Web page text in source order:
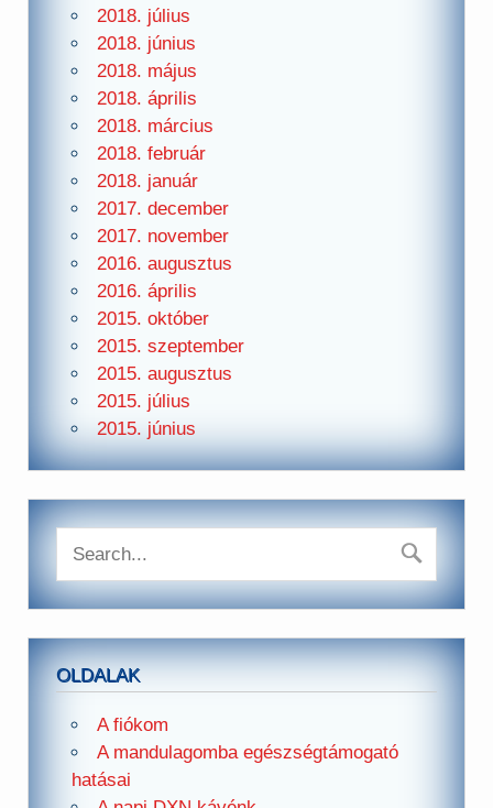
2018. július
2018. június
2018. május
2018. április
2018. március
2018. február
2018. január
2017. december
2017. november
2016. augusztus
2016. április
2015. október
2015. szeptember
2015. augusztus
2015. július
2015. június
OLDALAK
A fiókom
A mandulagomba egészségtámogató
hatásai